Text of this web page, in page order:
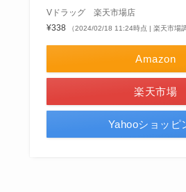
Vドラッグ 楽天市場店
¥338
（2024/02/18 11:24時点 | 楽天市場調
Amazon
楽天市場
Yahooショッピ